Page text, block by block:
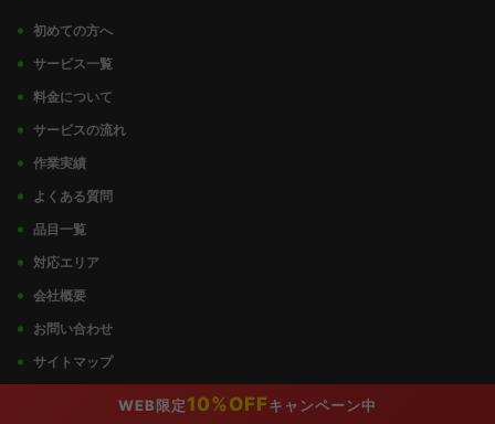
初めての方へ
サービス一覧
料金について
サービスの流れ
作業実績
よくある質問
品目一覧
対応エリア
会社概要
お問い合わせ
サイトマップ
プライバシーポリシー
WEB限定10%OFFキャンペーン中